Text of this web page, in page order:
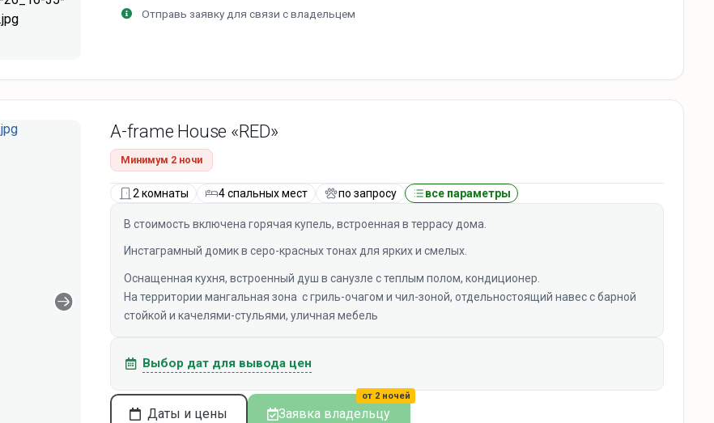
Отправь заявку для связи с владельцем
A-frame House «RED»
Минимум 2 ночи
2 комнаты 4 спальных мест по запросу все параметры
В стоимость включена горячая купель, встроенная в террасу дома.
Инстаграмный домик в серо-красных тонах для ярких и смелых.
Оснащенная кухня, встроенный душ в санузле с теплым полом, кондиционер.
На территории мангальная зона с гриль-очагом и чил-зоной, отдельностоящий навес с барной
стойкой и качелями-стульями, уличная мебель
Выбор дат для вывода цен
Даты и цены Заявка владельцу
от 2 ночей